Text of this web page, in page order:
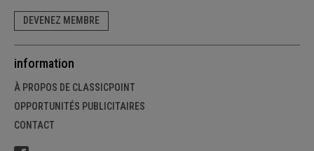
DEVENEZ MEMBRE
information
À PROPOS DE CLASSICPOINT
OPPORTUNITÉS PUBLICITAIRES
CONTACT